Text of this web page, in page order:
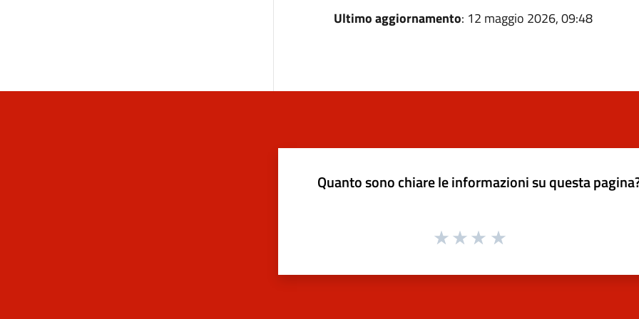
Ultimo aggiornamento: 12 maggio 2026, 09:48
Quanto sono chiare le informazioni su questa